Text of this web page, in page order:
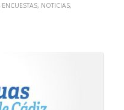
ENCUESTAS, NOTICIAS,